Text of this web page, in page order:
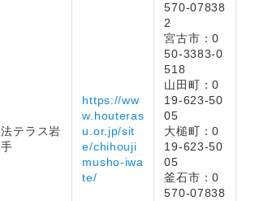
法テラス岩
手
https://ww
w.houteras
u.or.jp/sit
e/chihouji
musho-iwa
te/
570-07838
2
宮古市：0
50-3383-0
518
山田町：0
19-623-50
05
大槌町：0
19-623-50
05
釜石市：0
570-07838